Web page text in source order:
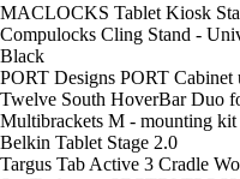
MACLOCKS Tablet Kiosk
Compulocks Cling Stand -
Black
PORT Designs PORT Cabinet
Twelve South HoverBar Duo
Multibrackets M - mounting
Belkin Tablet Stage 2.0
Targus Tab Active 3 Cradle